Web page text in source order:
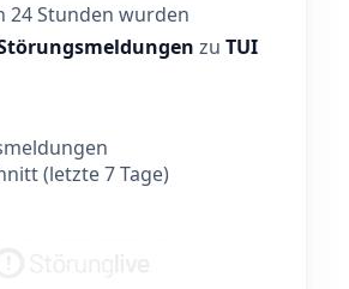
24 Stunden wurden
zu TUI
(letzte 7 Tage)